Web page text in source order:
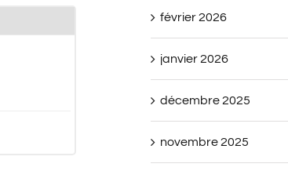
février 2026
janvier 2026
décembre 2025
novembre 2025